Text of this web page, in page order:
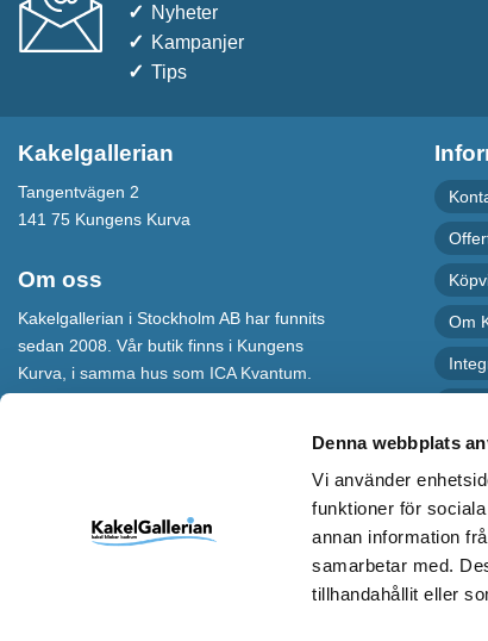
Denna webbplats
Vi använder
funktioner för
annan information
samarbetar med.
tillhandahållit eller
Nyheter
Kampanjer
Tips
Kakelgallerian
Tangentvägen 2
141 75 Kungens Kurva
Om oss
Kakelgallerian i Stockholm AB har funnits
sedan 2008. Vår butik finns i Kungens
Kurva, i samma hus som ICA Kvantum.
kommer till vår butik eller besöker vår
webbshop ska bli inspirerade till nya och
Om